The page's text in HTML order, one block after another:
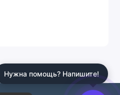
Нужна помощь? Напишите!